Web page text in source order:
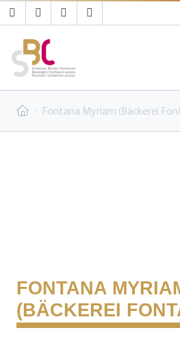
Fontana Myriam (Bäckerei
FONTANA
(BÄCKEREI